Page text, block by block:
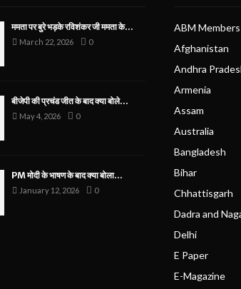
ममता पर बुरे भड़के रविशंकर जी ममता के...
March 22, 2026 0
बीजेपी की प्रचंड जीत के बाद क्या बोले...
May 4, 2026 0
PM मोदी के भाषण के बाद क्या बोला...
January 12, 2026 0
ABM Members
Afghanistan
Andhra
Armenia
Assam
Australia
Bangladesh
Bihar
Chhattisgarh
Dadra and
Delhi
E Paper
E-Magazine